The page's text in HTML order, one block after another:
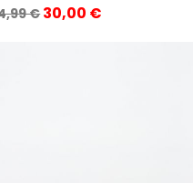
€Precio
30,00 €